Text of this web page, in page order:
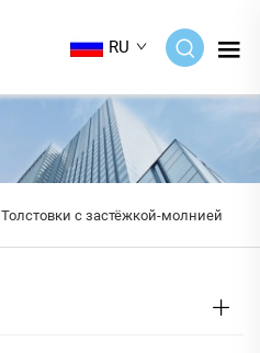
RU
Толстовки с застёжкой-молнией